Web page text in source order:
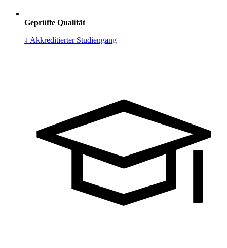
Geprüfte Qualität
↓ Akkreditierter Studiengang